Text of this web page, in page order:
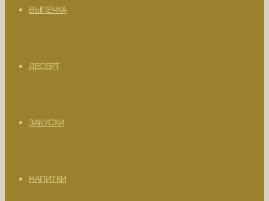
ВЫПЕЧКА
ДЕСЕРТ
ЗАКУСКИ
НАПИТКИ